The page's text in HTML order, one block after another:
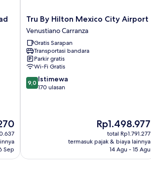
Sep
Tru
By
Hilton
Mexico
City
Airport
Venustiano
Carranza
Tru By Hilton Mexico City Airport
Venustiano Carranza
Gratis Sarapan
Transportasi bandara
Parkir gratis
Wi-Fi Gratis
9.0
dari
9,0 Istimewa
170 ulasan
Harga
sekarang
Rp1.498.977
Rp1.498.977
total Rp1.791.277
termasuk pajak & biaya lainnya
14 Agu - 15 Agu